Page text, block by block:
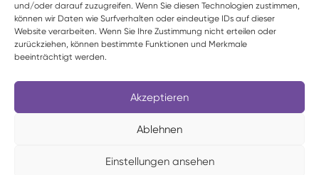
und/oder darauf zuzugreifen. Wenn Sie diesen Technologien zustimmen,
können wir Daten wie Surfverhalten oder eindeutige IDs auf dieser
Website verarbeiten. Wenn Sie Ihre Zustimmung nicht erteilen oder
zurückziehen, können bestimmte Funktionen und Merkmale
beeinträchtigt werden.
Akzeptieren
Ablehnen
Einstellungen ansehen